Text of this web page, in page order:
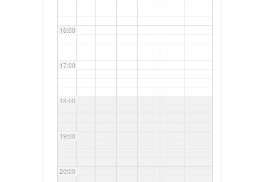
16:00
17:00
18:00
19:00
20:00